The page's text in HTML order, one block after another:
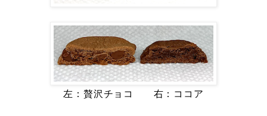
左：贅沢チョコ 右：ココア